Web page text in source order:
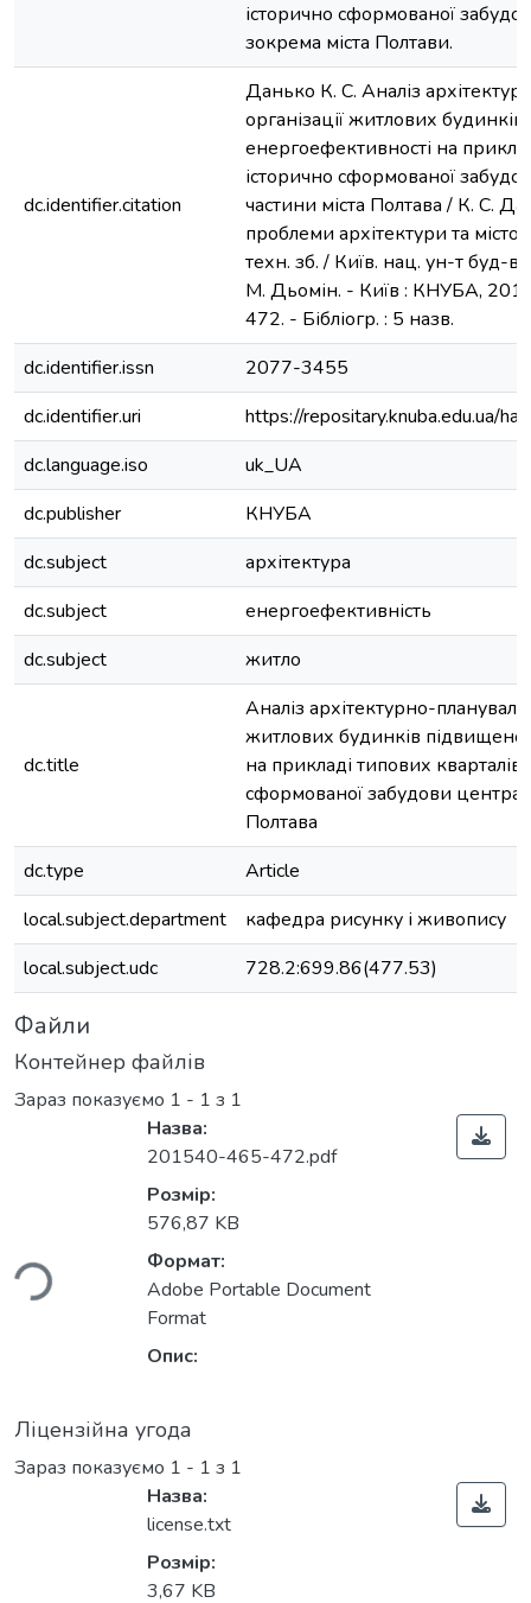
історично сформованої
зокрема міста Полтави.
dc.identifier.citation
Данько К. С. Аналіз
організації житлових
енергоефективності на
історично сформованої
частини міста Полтава / К. С.
проблеми архітектури та
техн. зб. / Київ. нац. ун-т буд-ва
М. Дьомін. - Київ : КНУБА,
472. - Бібліогр. : 5 назв.
dc.identifier.issn
2077-3455
dc.identifier.uri
https://repositary.knuba.edu.ua/
dc.language.iso
uk_UA
dc.publisher
КНУБА
dc.subject
архітектура
dc.subject
енергоефективність
dc.subject
житло
dc.title
Аналіз архітектурно-
житлових будинків
на прикладі типових кварталів
сформованої забудови
Полтава
dc.type
Article
local.subject.department
кафедра рисунку і живопису
local.subject.udc
728.2:699.86(477.53)
Файли
Контейнер файлів
Зараз показуємо 1 - 1 з 1
Назва:
201540-465-472.pdf
Розмір:
576,87 KB
Формат:
Adobe Portable Document
Format
Опис:
Ліцензійна угода
Зараз показуємо 1 - 1 з 1
Назва:
license.txt
Розмір:
3,67 KB